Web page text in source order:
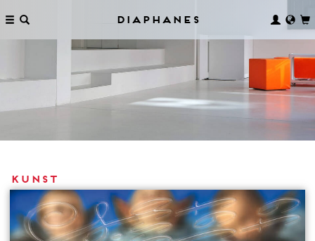
Diaphanes
Kunst